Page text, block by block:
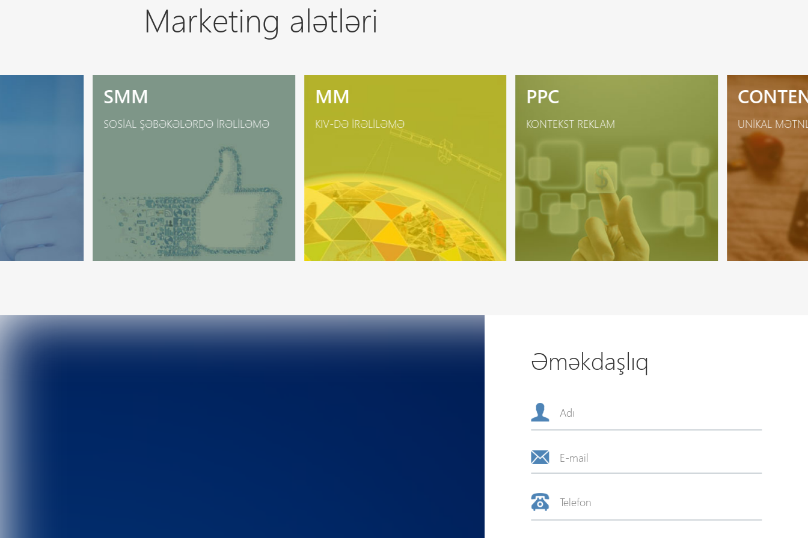
Marketing alətləri
SMM
SOSIAL ŞƏBƏKƏLƏRDƏ IRƏLILƏMƏ
MM
KIV-DƏ IRƏLILƏMƏ
PPC
KONTEKST REKLAM UNIKAL
Əməkdaşlıq